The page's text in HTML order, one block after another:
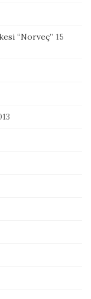
“Norveç” 15